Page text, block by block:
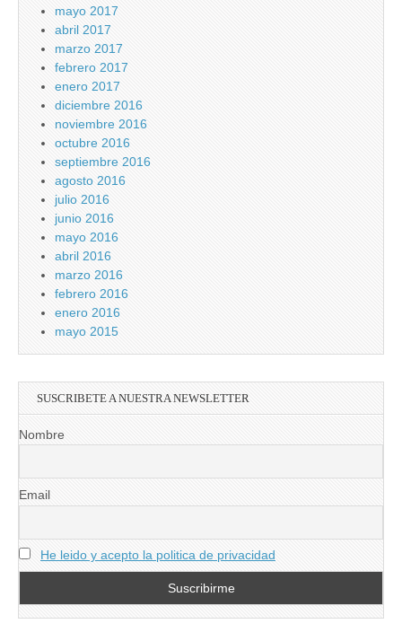
mayo 2017
abril 2017
marzo 2017
febrero 2017
enero 2017
diciembre 2016
noviembre 2016
octubre 2016
septiembre 2016
agosto 2016
julio 2016
junio 2016
mayo 2016
abril 2016
marzo 2016
febrero 2016
enero 2016
mayo 2015
SUSCRIBETE A NUESTRA NEWSLETTER
Nombre
Email
He leido y acepto la politica de privacidad